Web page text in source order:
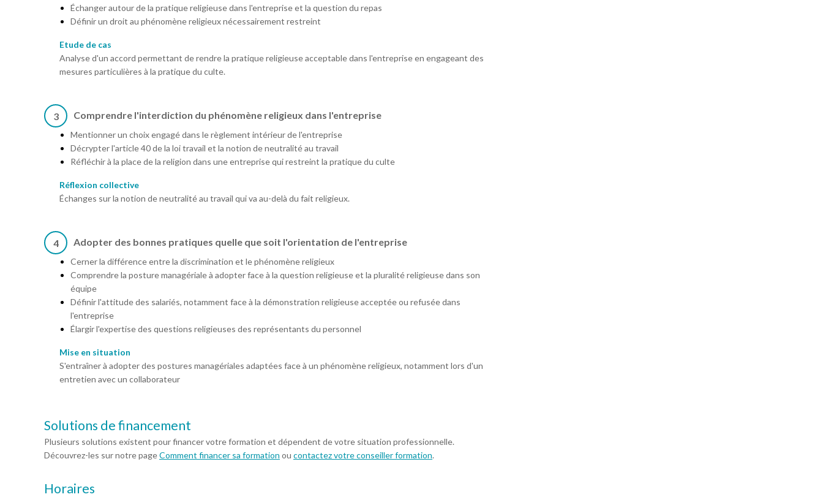
Échanger autour de la pratique religieuse dans l'entreprise et la question du repas
Définir un droit au phénomène religieux nécessairement restreint
Etude de cas
Analyse d'un accord permettant de rendre la pratique religieuse acceptable dans l'entreprise en engageant des
mesures particulières à la pratique du culte.
3 Comprendre l'interdiction du phénomène religieux dans l'entreprise
Mentionner un choix engagé dans le règlement intérieur de l'entreprise
Décrypter l'article 40 de la loi travail et la notion de neutralité au travail
Réfléchir à la place de la religion dans une entreprise qui restreint la pratique du culte
Réflexion collective
Échanges sur la notion de neutralité au travail qui va au-delà du fait religieux.
4 Adopter des bonnes pratiques quelle que soit l'orientation de l'entreprise
Cerner la différence entre la discrimination et le phénomène religieux
Comprendre la posture managériale à adopter face à la question religieuse et la pluralité religieuse dans son
équipe
Définir l'attitude des salariés, notamment face à la démonstration religieuse acceptée ou refusée dans
l'entreprise
Élargir l'expertise des questions religieuses des représentants du personnel
Mise en situation
S'entraîner à adopter des postures managériales adaptées face à un phénomène religieux, notamment lors d'un
entretien avec un collaborateur
Solutions de financement
Plusieurs solutions existent pour financer votre formation et dépendent de votre situation professionnelle.
Découvrez-les sur notre pageComment financer sa formation ou contactez votre conseiller formation.
Horaires